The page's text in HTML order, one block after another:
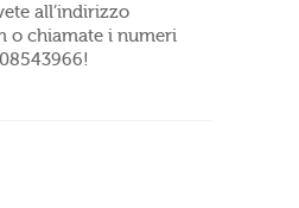
all’indirizzo
o chiamate i numeri